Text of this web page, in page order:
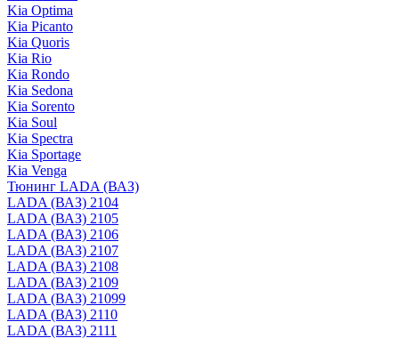
Kia Optima
Kia Picanto
Kia Quoris
Kia Rio
Kia Rondo
Kia Sedona
Kia Sorento
Kia Soul
Kia Spectra
Kia Sportage
Kia Venga
Тюнинг LADA (ВАЗ)
LADA (ВАЗ) 2104
LADA (ВАЗ) 2105
LADA (ВАЗ) 2106
LADA (ВАЗ) 2107
LADA (ВАЗ) 2108
LADA (ВАЗ) 2109
LADA (ВАЗ) 21099
LADA (ВАЗ) 2110
LADA (ВАЗ) 2111